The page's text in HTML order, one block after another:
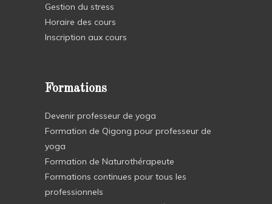
Gestion du stress
Horaire des cours
Inscription aux cours
Formations
Devenir professeur de yoga
Formation de Qigong pour professeur de
yoga
Formation de Naturothérapeute
Formations continues pour tous les
professionnels